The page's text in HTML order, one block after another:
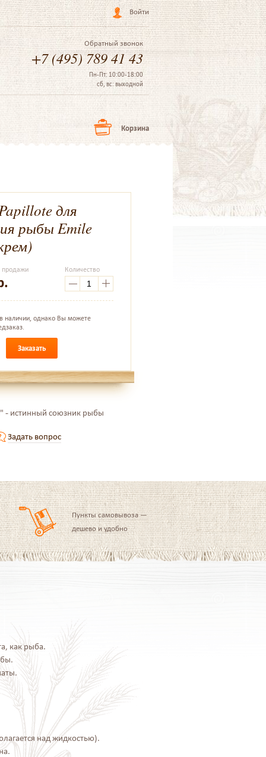
Войти
Обратный звонок
+7 (495) 789 41 43
Пн-Пт: 10:00-18:00
сб, вс: выходной
Корзина
для
рыбы Emile
продажи Количество
наличии, однако Вы можете
Заказать
- истинный союзник рыбы
Задать вопрос
Пункты самовывоза —
дешево и удобно
как рыба.
над жидкостью).